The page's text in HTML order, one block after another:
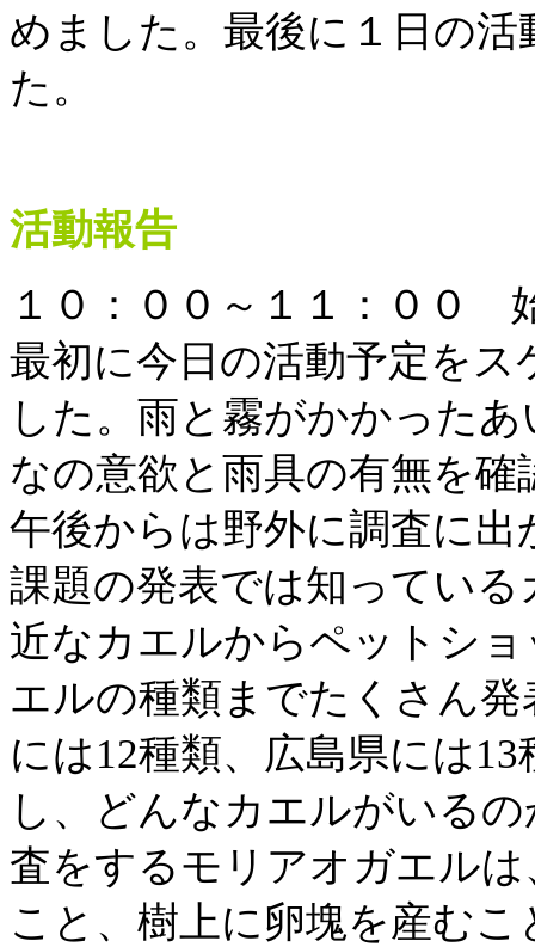
めました。最後に１日の
た。
活動報告
１０：００～１１：００
最初に今日の活動予定を
した。雨と霧がかかった
なの意欲と雨具の有無を
午後からは野外に調査に
課題の発表では知ってい
近なカエルからペットシ
エルの種類までたくさん
には12種類、広島県には
し、どんなカエルがいる
査をするモリアオガエル
こと、樹上に卵塊を産む